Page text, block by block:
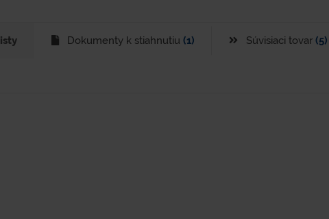
Dokumenty k stiahnutiu (1) Súvisiaci tovar (5)